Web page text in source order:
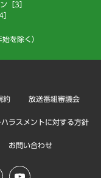
［3］
を除く）
約 放送番組審議会
ラスメントに対する方針
お問い合わせ